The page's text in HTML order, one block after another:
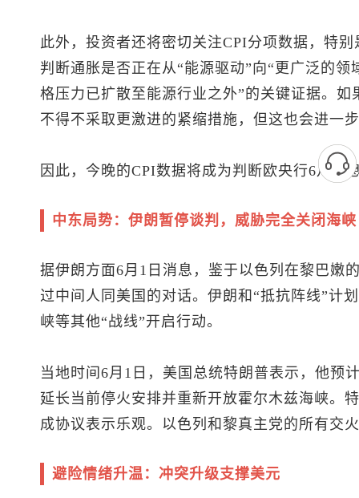
此外，投资者还将密切关注CPI分项数据，特
判断通胀是否正在从“能源驱动”向“更广泛的
格压力已扩散至能源行业之外”的关键证据。
不得不采取更激进的紧缩措施，但这也会进一
因此，今晚的CPI数据将成为判断欧央行6月加
中东局势：伊朗暂停谈判，威胁完全关闭海峡
据伊朗方面6月1日消息，鉴于以色列在黎巴嫩
过中间人同美国的对话。伊朗和“抵抗阵线”计
峡等其他“战线”开启行动。
当地时间6月1日，美国总统特朗普表示，他预
延长当前停火安排并重新开放霍尔木兹海峡。
成协议表示乐观。以色列和黎真主党的所有交
避险情绪升温：冲突升级支撑美元